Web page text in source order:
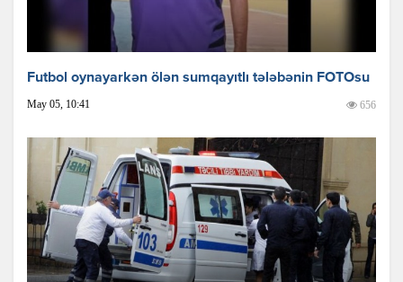
Futbol oynayarkən ölən sumqayıtlı tələbənin FOTOsu
May 05, 10:41 656